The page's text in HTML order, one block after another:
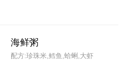
海鲜粥
配方:珍珠米,鳕鱼,蛤蜊,大虾